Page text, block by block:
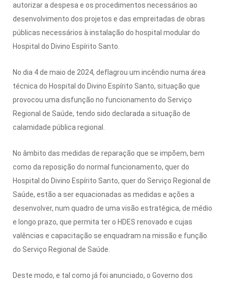
autorizar a despesa e os procedimentos necessários ao
desenvolvimento dos projetos e das empreitadas de obras
públicas necessários à instalação do hospital modular do
Hospital do Divino Espírito Santo.
No dia 4 de maio de 2024, deflagrou um incêndio numa área
técnica do Hospital do Divino Espírito Santo, situação que
provocou uma disfunção no funcionamento do Serviço
Regional de Saúde, tendo sido declarada a situação de
calamidade pública regional.
No âmbito das medidas de reparação que se impõem, bem
como da reposição do normal funcionamento, quer do
Hospital do Divino Espírito Santo, quer do Serviço Regional de
Saúde, estão a ser equacionadas as medidas e ações a
desenvolver, num quadro de uma visão estratégica, de médio
e longo prazo, que permita ter o HDES renovado e cujas
valências e capacitação se enquadram na missão e função
do Serviço Regional de Saúde.
Deste modo, e tal como já foi anunciado, o Governo dos